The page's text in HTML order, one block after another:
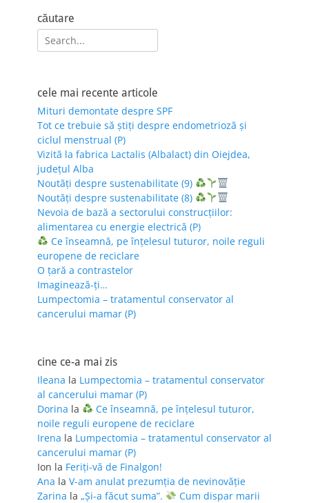
căutare
Search
for:
cele mai recente articole
Mituri demontate despre SPF
Tot ce trebuie să știți despre endometrioză și
ciclul menstrual (P)
Vizită la fabrica Lactalis (Albalact) din Oiejdea,
județul Alba
Noutăți despre sustenabilitate (9)
Noutăți despre sustenabilitate (8)
Nevoia de bază a sectorului construcțiilor:
alimentarea cu energie electrică (P)
Ce înseamnă, pe înțelesul tuturor, noile reguli
europene de reciclare
O țară a contrastelor
Imaginează-ți…
Lumpectomia – tratamentul conservator al
cancerului mamar (P)
cine ce-a mai zis
Ileana la Lumpectomia – tratamentul conservator
al cancerului mamar (P)
Dorina la
Ce înseamnă, pe înțelesul tuturor,
noile reguli europene de reciclare
Irena la Lumpectomia – tratamentul conservator al
cancerului mamar (P)
Ion la Feriţi-vă de Finalgon!
Ana la V-am anulat prezumția de nevinovăție
Zarina la „Și-a făcut suma”.
Cum dispar marii